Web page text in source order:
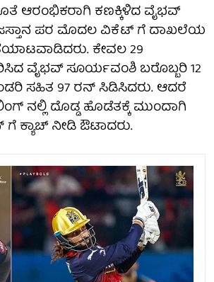
ಆರಂಭಿಕರಾಗಿ ಕಣಕ್ಕಿಳಿದ ವೈಭವ್
ಪರ ಮೊದಲ ವಿಕೆಟ್ ಗೆ ದಾಖಲೆಯ
ಕೇವಲ 29
ವೈಭವ್ ಸೂರ್ಯವಂಶಿ ಬರೊಬ್ಬರಿ 12
ಸಹಿತ 97 ರನ್ ಸಿಡಿಸಿದರು. ಆದರೆ
ನಲ್ಲಿ ದೊಡ್ಡ ಹೊಡೆತಕ್ಕೆ ಮುಂದಾಗಿ
ಕ್ಯಾಚ್ ನೀಡಿ ಔಟಾದರು.